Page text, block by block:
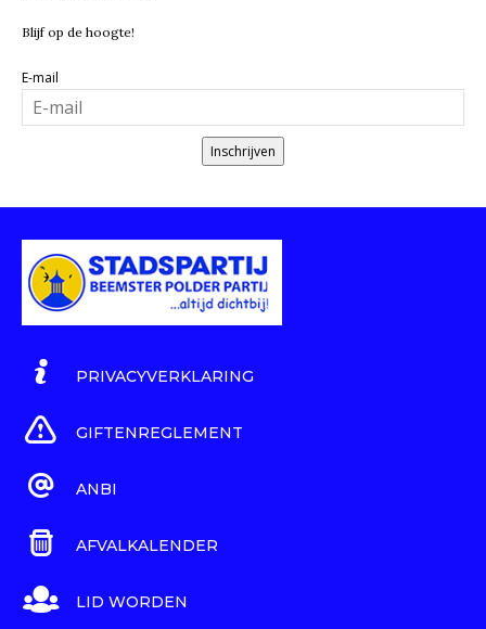
Blijf op de hoogte!
E-mail
Inschrijven
PRIVACYVERKLARING
GIFTENREGLEMENT
ANBI
AFVALKALENDER
LID WORDEN